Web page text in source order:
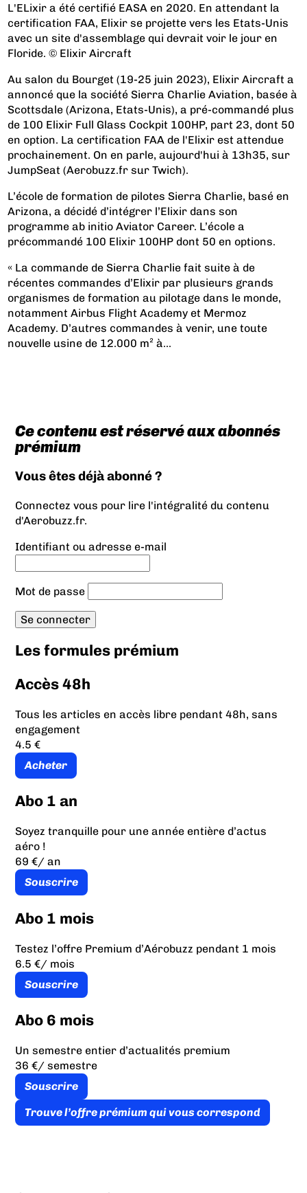
L'ELixir a été certifié EASA en 2020. En attendant la
certification FAA, Elixir se projette vers les Etats-Unis
avec un site d'assemblage qui devrait voir le jour en
Floride. © Elixir Aircraft
Au salon du Bourget (19-25 juin 2023), Elixir Aircraft a
annoncé que la société Sierra Charlie Aviation, basée à
Scottsdale (Arizona, Etats-Unis), a pré-commandé plus
de 100 Elixir Full Glass Cockpit 100HP, part 23, dont 50
en option. La certification FAA de l'Elixir est attendue
prochainement. On en parle, aujourd'hui à 13h35, sur
JumpSeat (Aerobuzz.fr sur Twich).
L’école de formation de pilotes Sierra Charlie, basé en
Arizona, a décidé d’intégrer l’Elixir dans son
programme ab initio Aviator Career. L’école a
précommandé 100 Elixir 100HP dont 50 en options.
« La commande de Sierra Charlie fait suite à de
récentes commandes d’Elixir par plusieurs grands
organismes de formation au pilotage dans le monde,
notamment Airbus Flight Academy et Mermoz
Academy. D’autres commandes à venir, une toute
nouvelle usine de 12.000 m² à...
Ce contenu est réservé aux abonnés
prémium
Vous êtes déjà abonné ?
Connectez vous pour lire l'intégralité du contenu
d'Aerobuzz.fr.
Identifiant ou adresse e-mail
Mot de passe
Les formules prémium
Accès 48h
Tous les articles en accès libre pendant 48h, sans
engagement
4.5 €
Acheter
Abo 1 an
Soyez tranquille pour une année entière d’actus
aéro !
69 €/ an
Souscrire
Abo 1 mois
Testez l’offre Premium d’Aérobuzz pendant 1 mois
6.5 €/ mois
Souscrire
Abo 6 mois
Un semestre entier d’actualités premium
36 €/ semestre
Souscrire
Trouve l’offre prémium qui vous correspond